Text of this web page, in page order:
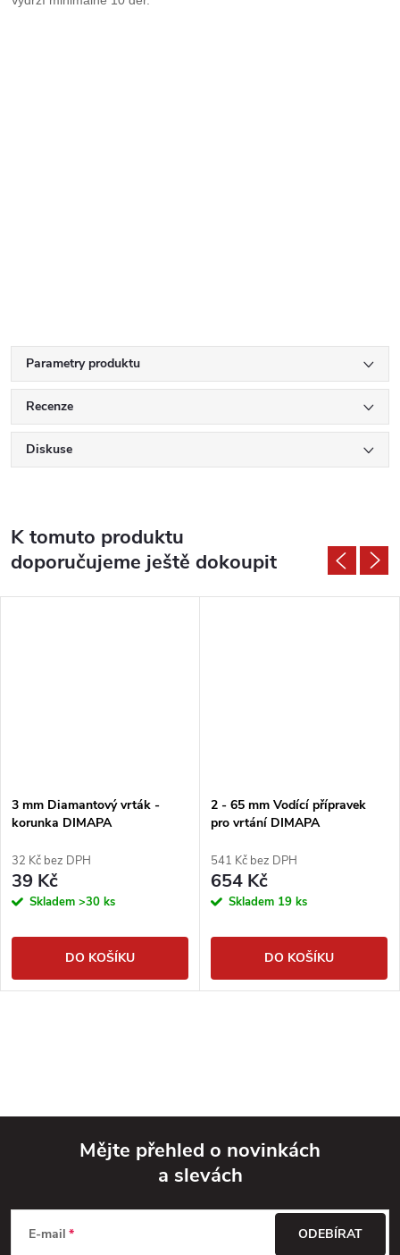
Parametry produktu
Recenze
Diskuse
K tomuto produktu
doporučujeme ještě dokoupit
3 mm Diamantový vrták -
korunka DIMAPA
32 Kč bez DPH
39 Kč
Skladem >30 ks
DO KOŠÍKU
2 - 65 mm Vodící přípravek
pro vrtání DIMAPA
541 Kč bez DPH
654 Kč
Skladem 19 ks
DO KOŠÍKU
Mějte přehled o novinkách
a slevách
E-mail ODEBÍRAT